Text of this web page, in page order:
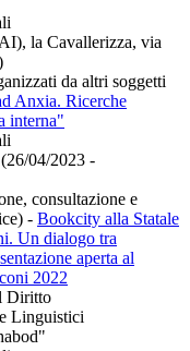
la Cavallerizza, via
da altri soggetti
Anxia. Ricerche
interna"
04/2023 -
consultazione e
- Bookcity alla Statale
Un dialogo tra
aperta al
2022
Diritto
Linguistici